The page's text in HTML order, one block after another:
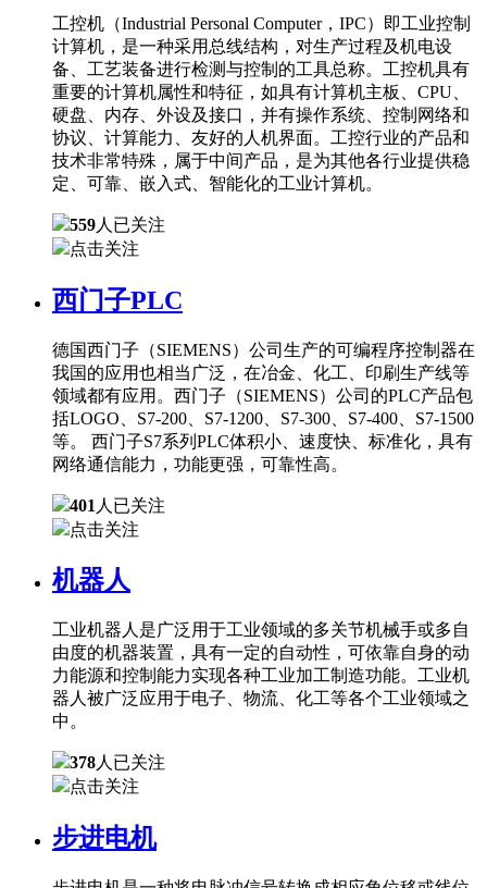
工控机（Industrial Personal Computer，IPC）即工业控制
计算机，是一种采用总线结构，对生产过程及机电设
备、工艺装备进行检测与控制的工具总称。工控机具有
重要的计算机属性和特征，如具有计算机主板、CPU、
硬盘、内存、外设及接口，并有操作系统、控制网络和
协议、计算能力、友好的人机界面。工控行业的产品和
技术非常特殊，属于中间产品，是为其他各行业提供稳
定、可靠、嵌入式、智能化的工业计算机。
559人已关注
点击关注
西门子PLC
德国西门子（SIEMENS）公司生产的可编程序控制器在
我国的应用也相当广泛，在冶金、化工、印刷生产线等
领域都有应用。西门子（SIEMENS）公司的PLC产品包
括LOGO、S7-200、S7-1200、S7-300、S7-400、S7-1500
等。 西门子S7系列PLC体积小、速度快、标准化，具有
网络通信能力，功能更强，可靠性高。
401 人已关注
点击关注
机器人
工业机器人是广泛用于工业领域的多关节机械手或多自
由度的机器装置，具有一定的自动性，可依靠自身的动
力能源和控制能力实现各种工业加工制造功能。工业机
器人被广泛应用于电子、物流、化工等各个工业领域之
中。
378人已关注
点击关注
步进电机